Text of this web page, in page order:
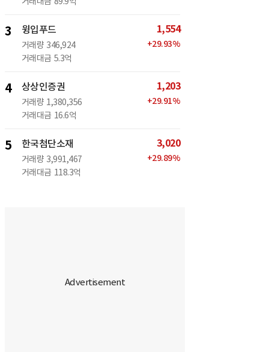
3 윙입푸드
거래량 346,924
거래대금 5.3억
1,554
+29.93%
4 상상인증권
거래량 1,380,356
거래대금 16.6억
1,203
+29.91%
5 한국첨단소재
거래량 3,991,467
거래대금 118.3억
3,020
+29.89%